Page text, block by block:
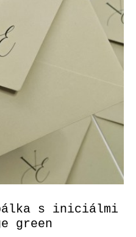
s iniciálmi
green